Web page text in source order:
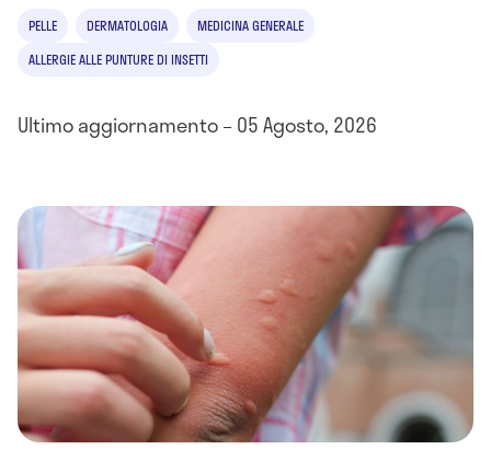
PELLE DERMATOLOGIA
MEDICINA GENERALE
ALLERGIE ALLE PUNTURE DI INSETTI
Ultimo aggiornamento – 05 Agosto, 2026